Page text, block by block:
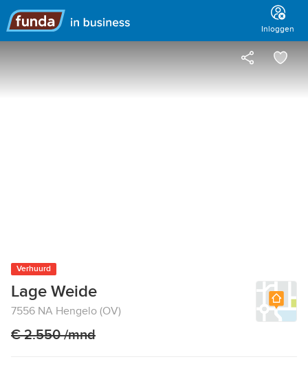
Hoofdmenu
Inloggen
Verhuurd
Lage Weide
7556 NA Hengelo (OV)
€ 2.550 /mnd